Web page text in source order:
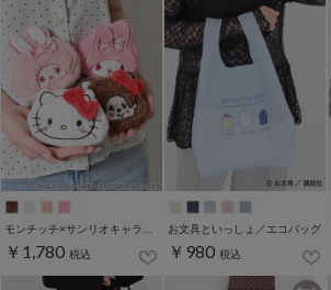
モンチッチ×サンリオキャラクターズ／ポーチ
￥1,780 税込
お文具といっしょ／エコバッグ
￥980 税込